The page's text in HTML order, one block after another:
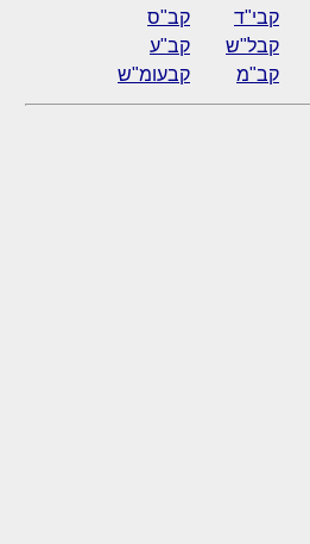
קבי"ד
קב"ס
קבל"ש
קב"ע
קב"מ קבעומ"ש